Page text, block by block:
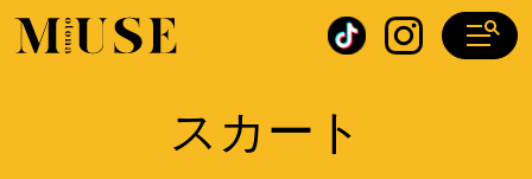
オトナミューズ ウェブ
スカート